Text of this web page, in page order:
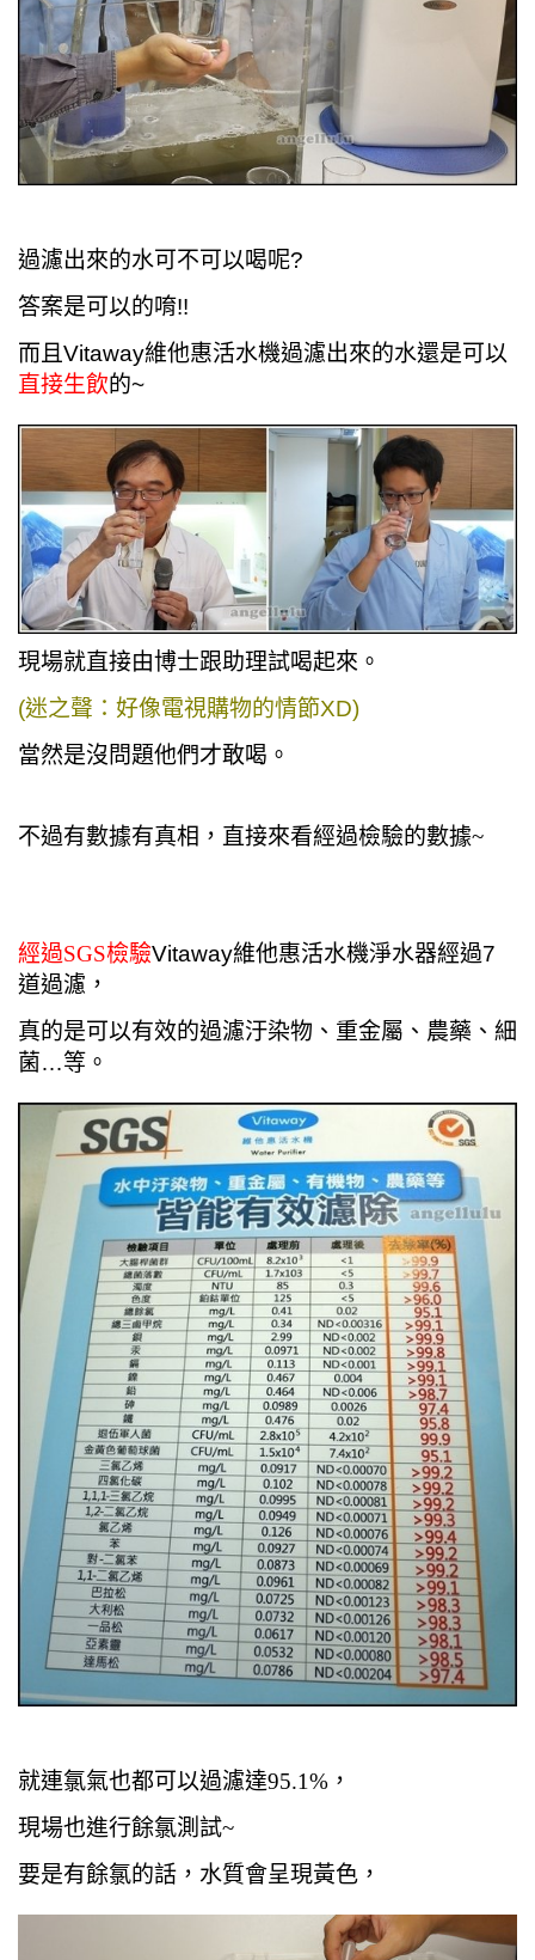
過濾出來的水可不可以喝呢?
答案是可以的唷!!
而且Vitaway維他惠活水機過濾出來的水還是可以
直接生飲的~
現場就直接由博士跟助理試喝起來。
(迷之聲：好像電視購物的情節XD)
當然是沒問題他們才敢喝。
不過有數據有真相，直接來看經過檢驗的數據~
經過SGS檢驗Vitaway維他惠活水機淨水器經過7
道過濾，
真的是可以有效的過濾汙染物、重金屬、農藥、細
菌…等。
就連氯氣也都可以過濾達95.1%，
現場也進行餘氯測試~
要是有餘氯的話，水質會呈現黃色，